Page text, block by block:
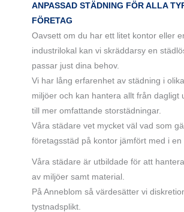
ANPASSAD STÄDNING FÖR ALLA
FÖRETAG
Oavsett om du har ett litet kontor eller
industrilokal kan vi skräddarsy en
passar just dina behov.
Vi har lång erfarenhet av städning i
miljöer och kan hantera allt från dagligt
till mer omfattande storstädningar.
Våra städare vet mycket väl vad som
företagsstäd på kontor jämfört med i en
Våra städare är utbildade för att
av miljöer samt material.
På Anneblom så värdesätter vi
tystnadsplikt.